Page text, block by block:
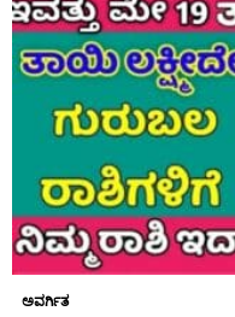
ಅವರ್ಗಿತ